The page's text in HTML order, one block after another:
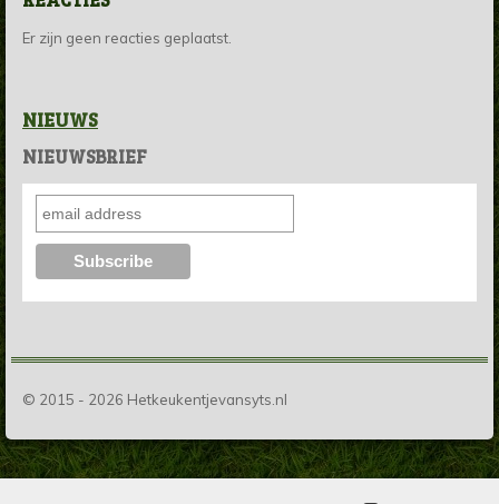
Er zijn geen reacties geplaatst.
NIEUWS
NIEUWSBRIEF
© 2015 - 2026 Hetkeukentjevansyts.nl